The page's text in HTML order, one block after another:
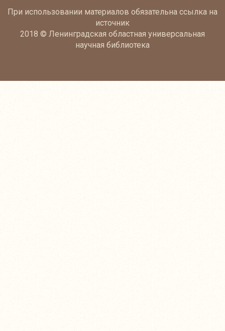
При использовании материалов обязательна ссылка на
источник
2018 © Ленинградская областная универсальная
научная библиотека